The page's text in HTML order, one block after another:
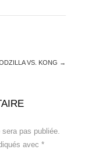
VS. KONG →
pas publiée.
avec *